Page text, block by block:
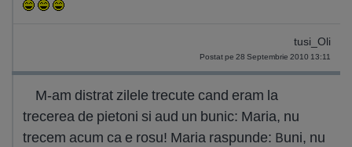
tusi_Oli
Postat pe 28 Septembrie 2010 13:11
M-am distrat zilele trecute cand eram la
trecerea de pietoni si aud un bunic: Maria, nu
trecem acum ca e rosu! Maria raspunde: Buni, nu